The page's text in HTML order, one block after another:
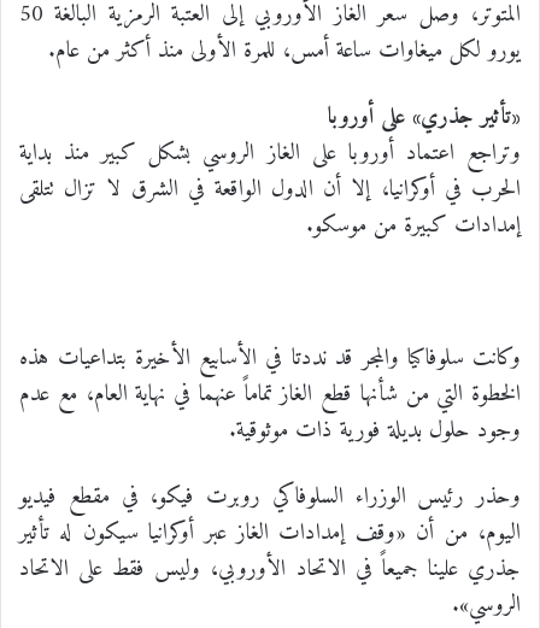
المتوتر، وصل سعر الغاز الأوروبي إلى العتبة الرمزية البالغة 50
يورو لكل ميغاوات ساعة أمس، للمرة الأولى منذ أكثر من عام.
«تأثير جذري» على أوروبا
وتراجع اعتماد أوروبا على الغاز الروسي بشكل كبير منذ بداية
الحرب في أوكرانيا، إلا أن الدول الواقعة في الشرق لا تزال تتلقى
إمدادات كبيرة من موسكو.
وكانت سلوفاكيا والمجر قد نددتا في الأسابيع الأخيرة بتداعيات هذه
الخطوة التي من شأنها قطع الغاز تماماً عنهما في نهاية العام، مع عدم
وجود حلول بديلة فورية ذات موثوقية.
وحذر رئيس الوزراء السلوفاكي روبرت فيكو، في مقطع فيديو
اليوم، من أن «وقف إمدادات الغاز عبر أوكرانيا سيكون له تأثير
جذري علينا جميعاً في الاتحاد الأوروبي، وليس فقط على الاتحاد
الروسي».